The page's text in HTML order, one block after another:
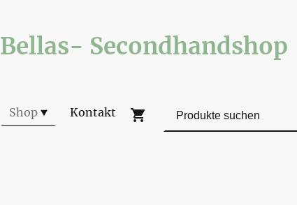
Bellas- Secondhandshop
Shop Kontakt